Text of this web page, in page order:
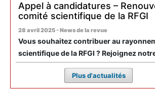
Appel à candidatures –
comité scientifique de la RFGI
28 avril 2025 - News de la revue
Vous souhaitez contribuer au
scientifique de la RFGI ? Rejoignez
Plus d'actualités